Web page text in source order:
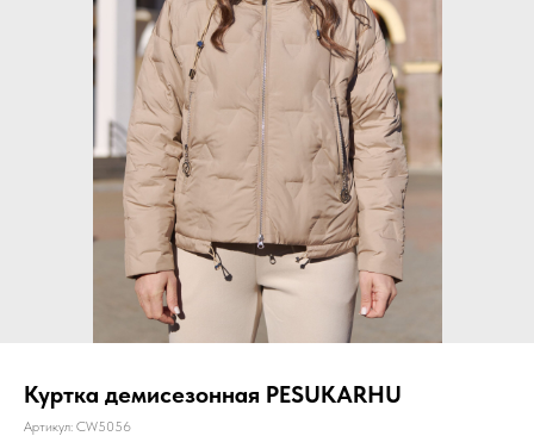
Куртка демисезонная PESUKARHU
Артикул: CW5056